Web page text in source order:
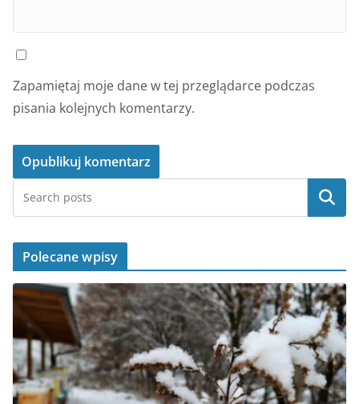
Zapamiętaj moje dane w tej przeglądarce podczas
pisania kolejnych komentarzy.
Szukaj
Polecane wpisy